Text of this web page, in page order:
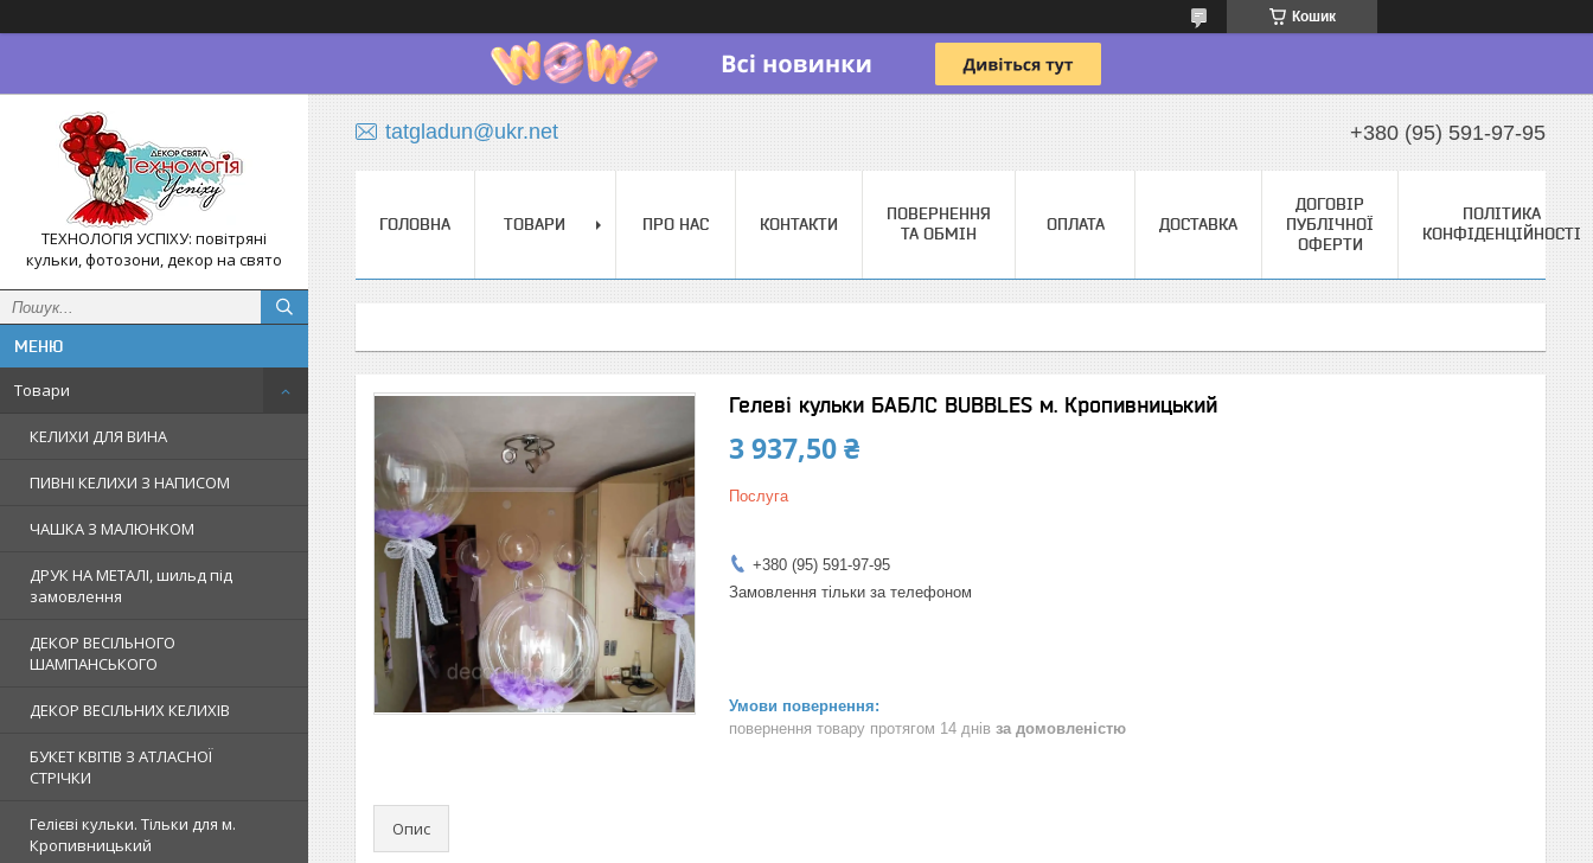
Кошик
ТЕХНОЛОГІЯ УСПІХУ: повітряні
кульки, фотозони, декор на свято
Товари
КЕЛИХИ ДЛЯ ВИНА
ПИВНІ КЕЛИХИ З НАПИСОМ
ЧАШКА З МАЛЮНКОМ
ДРУК НА МЕТАЛІ, шильд під
замовлення
ДЕКОР ВЕСІЛЬНОГО
ШАМПАНСЬКОГО
ДЕКОР ВЕСІЛЬНИХ КЕЛИХІВ
БУКЕТ КВІТІВ З АТЛАСНОЇ
СТРІЧКИ
Гелієві кульки. Тільки для м.
Кропивницький
tatgladun@ukr.net +380 (95) 591-97-95
ГОЛОВНА ТОВАРИ ПРО НАС КОНТАКТИ
ПОВЕРНЕННЯ
ТА ОБМІН
ОПЛАТА ДОСТАВКА
ДОГОВІР
ПУБЛІЧНОЇ
ОФЕРТИ
ПОЛІТИКА
КОНФІДЕНЦІЙНОСТІ
Гелеві кульки БАБЛС BUBBLES м. Кропивницький
3 937,50 ₴
Послуга
+380 (95) 591-97-95
Замовлення тільки за телефоном
повернення товару протягом 14 днів за домовленістю
Опис